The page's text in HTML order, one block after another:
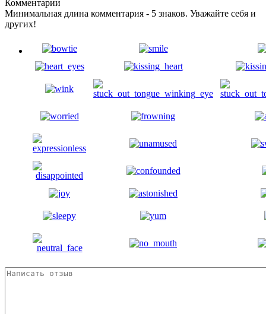
Комментарии
Минимальная длина комментария - 5 знаков. Уважайте себя и
других!